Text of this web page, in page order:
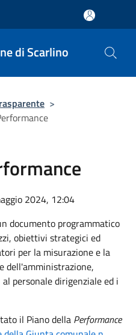
di Scarlino
>
2024, 12:04
documento programmatico
obiettivi strategici ed
per la misurazione e la
dell'amministrazione,
personale dirigenziale ed i
il Piano della Performance